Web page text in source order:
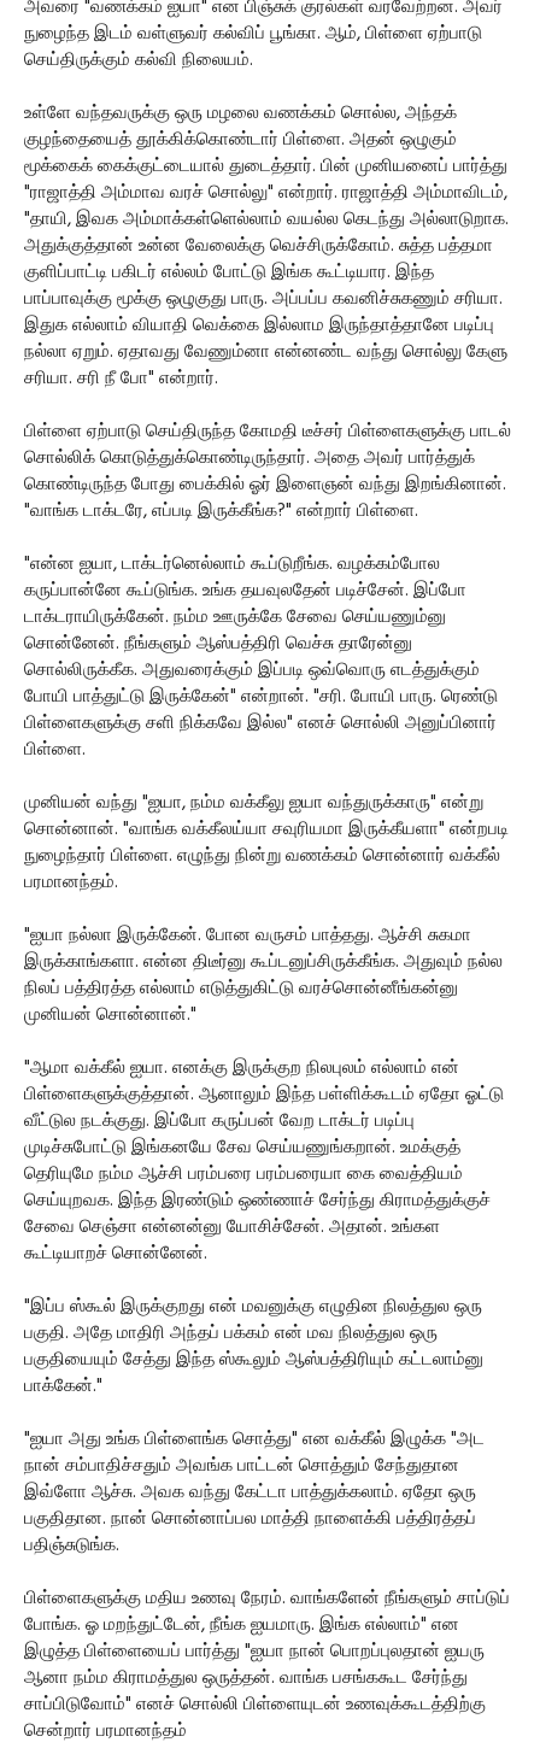
அவரை "வணக்கம் ஐயா" என பிஞ்சுக் குரல்கள் வரவேற்றன. அவர்
நுழைந்த இடம் வள்ளுவர் கல்விப் பூங்கா. ஆம், பிள்ளை ஏற்பாடு
செய்திருக்கும் கல்வி நிலையம்.
உள்ளே வந்தவருக்கு ஒரு மழலை வணக்கம் சொல்ல, அந்தக்
குழந்தையைத் தூக்கிக்கொண்டார் பிள்ளை. அதன் ஒழுகும்
மூக்கைக் கைக்குட்டையால் துடைத்தார். பின் முனியனைப் பார்த்து
"ராஜாத்தி அம்மாவ வரச் சொல்லு" என்றார். ராஜாத்தி அம்மாவிடம்,
"தாயி, இவக அம்மாக்கள்ளெல்லாம் வயல்ல கெடந்து அல்லாடுறாக.
அதுக்குத்தான் உன்ன வேலைக்கு வெச்சிருக்கோம். சுத்த பத்தமா
குளிப்பாட்டி பகிடர் எல்லம் போட்டு இங்க கூட்டியார. இந்த
பாப்பாவுக்கு மூக்கு ஒழுகுது பாரு. அப்பப்ப கவனிச்சுகணும் சரியா.
இதுக எல்லாம் வியாதி வெக்கை இல்லாம இருந்தாத்தானே படிப்பு
நல்லா ஏறும். ஏதாவது வேணும்னா என்னண்ட வந்து சொல்லு கேளு
சரியா. சரி நீ போ" என்றார்.
பிள்ளை ஏற்பாடு செய்திருந்த கோமதி டீச்சர் பிள்ளைகளுக்கு பாடல்
சொல்லிக் கொடுத்துக்கொண்டிருந்தார். அதை அவர் பார்த்துக்
கொண்டிருந்த போது பைக்கில் ஓர் இளைஞன் வந்து இறங்கினான்.
"வாங்க டாக்டரே, எப்படி இருக்கீங்க?" என்றார் பிள்ளை.
"என்ன ஐயா, டாக்டர்னெல்லாம் கூப்டுறீங்க. வழக்கம்போல
கருப்பான்னே கூப்டுங்க. உங்க தயவுலதேன் படிச்சேன். இப்போ
டாக்டராயிருக்கேன். நம்ம ஊருக்கே சேவை செய்யணும்னு
சொன்னேன். நீங்களும் ஆஸ்பத்திரி வெச்சு தாரேன்னு
சொல்லிருக்கீக. அதுவரைக்கும் இப்படி ஒவ்வொரு எடத்துக்கும்
போயி பாத்துட்டு இருக்கேன்" என்றான். "சரி. போயி பாரு. ரெண்டு
பிள்ளைகளுக்கு சளி நிக்கவே இல்ல" எனச் சொல்லி அனுப்பினார்
பிள்ளை.
முனியன் வந்து "ஐயா, நம்ம வக்கீலு ஐயா வந்துருக்காரு" என்று
சொன்னான். "வாங்க வக்கீலய்யா சவுரியமா இருக்கீயளா" என்றபடி
நுழைந்தார் பிள்ளை. எழுந்து நின்று வணக்கம் சொன்னார் வக்கீல்
பரமானந்தம்.
"ஐயா நல்லா இருக்கேன். போன வருசம் பாத்தது. ஆச்சி சுகமா
இருக்காங்களா. என்ன திடீர்னு கூப்டனுப்சிருக்கீங்க. அதுவும் நல்ல
நிலப் பத்திரத்த எல்லாம் எடுத்துகிட்டு வரச்சொன்னீங்கன்னு
முனியன் சொன்னான்."
"ஆமா வக்கீல் ஐயா. எனக்கு இருக்குற நிலபுலம் எல்லாம் என்
பிள்ளைகளுக்குத்தான். ஆனாலும் இந்த பள்ளிக்கூடம் ஏதோ ஓட்டு
வீட்டுல நடக்குது. இப்போ கருப்பன் வேற டாக்டர் படிப்பு
முடிச்சுபோட்டு இங்கனயே சேவ செய்யணுங்கறான். உமக்குத்
தெரியுமே நம்ம ஆச்சி பரம்பரை பரம்பரையா கை வைத்தியம்
செய்யுறவக. இந்த இரண்டும் ஒண்ணாச் சேர்ந்து கிராமத்துக்குச்
சேவை செஞ்சா என்னன்னு யோசிச்சேன். அதான். உங்கள
கூட்டியாறச் சொன்னேன்.
"இப்ப ஸ்கூல் இருக்குறது என் மவனுக்கு எழுதின நிலத்துல ஒரு
பகுதி. அதே மாதிரி அந்தப் பக்கம் என் மவ நிலத்துல ஒரு
பகுதியையும் சேத்து இந்த ஸ்கூலும் ஆஸ்பத்திரியும் கட்டலாம்னு
பாக்கேன்."
"ஐயா அது உங்க பிள்ளைங்க சொத்து" என வக்கீல் இழுக்க "அட
நான் சம்பாதிச்சதும் அவங்க பாட்டன் சொத்தும் சேந்துதான
இவ்ளோ ஆச்சு. அவக வந்து கேட்டா பாத்துக்கலாம். ஏதோ ஒரு
பகுதிதான. நான் சொன்னாப்பல மாத்தி நாளைக்கி பத்திரத்தப்
பதிஞ்சுடுங்க.
பிள்ளைகளுக்கு மதிய உணவு நேரம். வாங்களேன் நீங்களும் சாப்டுப்
போங்க. ஓ மறந்துட்டேன், நீங்க ஐயமாரு. இங்க எல்லாம்" என
இழுத்த பிள்ளையைப் பார்த்து "ஐயா நான் பொறப்புலதான் ஐயரு
ஆனா நம்ம கிராமத்துல ஒருத்தன். வாங்க பசங்ககூட சேர்ந்து
சாப்பிடுவோம்" எனச் சொல்லி பிள்ளையுடன் உணவுக்கூடத்திற்கு
சென்றார் பரமானந்தம்